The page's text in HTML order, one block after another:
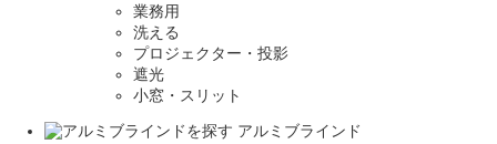
業務用
洗える
プロジェクター・投影
遮光
小窓・スリット
アルミブラインド